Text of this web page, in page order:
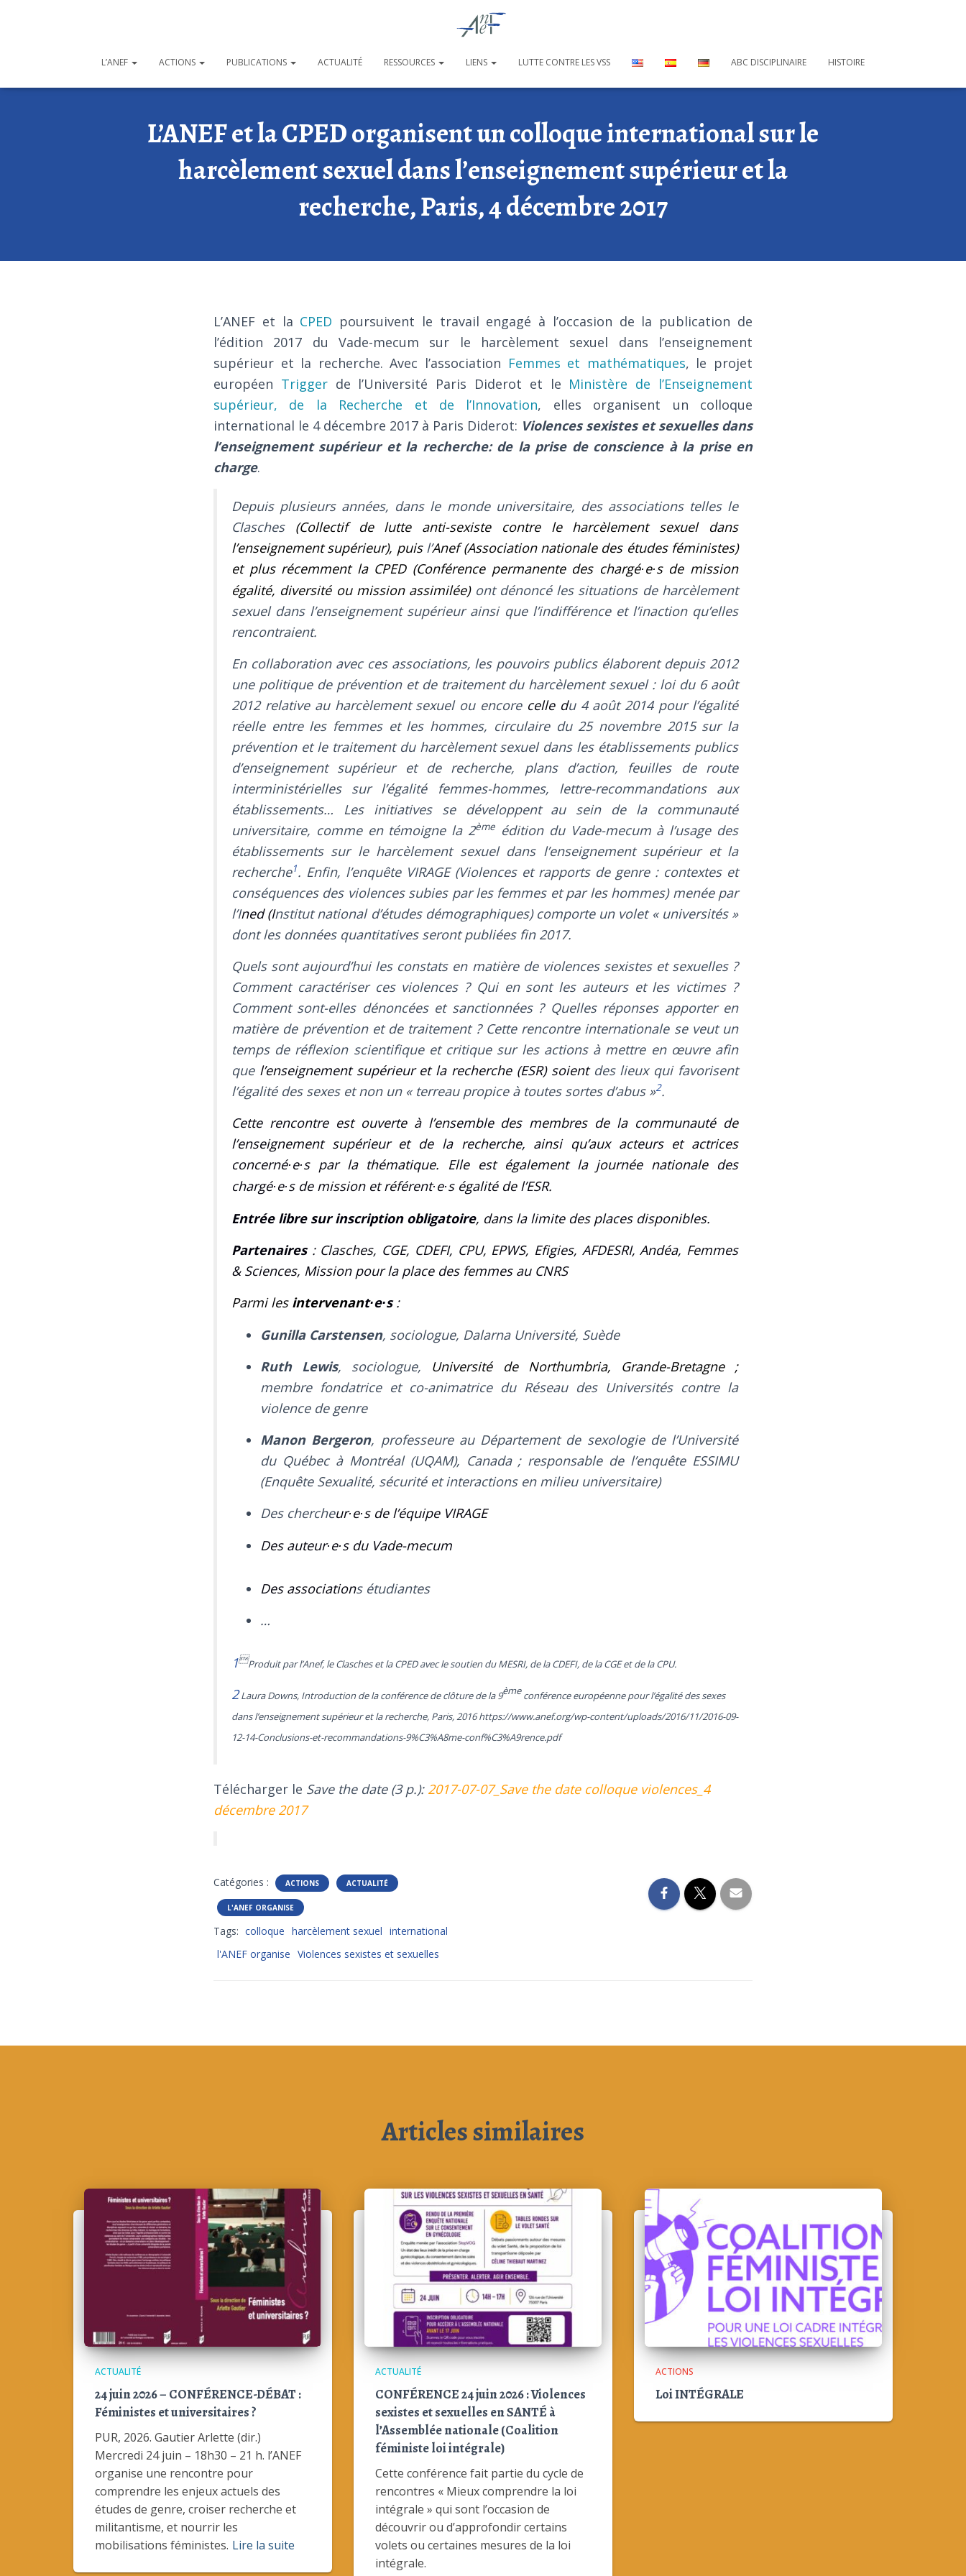
L’ANEF ACTIONS PUBLICATIONS ACTUALITÉ RESSOURCES LIENS LUTTE CONTRE LES VSS ABC DISCIPLINAIRE HISTOIRE
L’ANEF et la CPED organisent un colloque international sur le
harcèlement sexuel dans l’enseignement supérieur et la
recherche, Paris, 4 décembre 2017
L’ANEF et la CPED poursuivent le travail engagé à l’occasion de la publication de
l’édition 2017 du Vade-mecum sur le harcèlement sexuel dans l’enseignement
supérieur et la recherche. Avec l’association Femmes et mathématiques, le projet
européen Triggerde l’Université Paris Diderot et le Ministère de l’Enseignement
supérieur, de la Recherche et de l’Innovation, elles organisent un colloque
international le 4 décembre 2017 à Paris Diderot: Violences sexistes et sexuelles dans
l’enseignement supérieur et la recherche: de la prise de conscience à la prise en
charge.
Depuis plusieurs années, dans le monde universitaire, des associations telles le
Clasches (Collectif de lutte anti-sexiste contre le harcèlement sexuel dans
l’enseignement supérieur), puisl’Anef (Association nationale des études féministes)
et plus récemment la CPED (Conférence permanente des chargé· e·s de mission
égalité, diversité ou mission assimilée)ont dénoncé les situations de harcèlement
sexuel dans l’enseignement supérieur ainsi que l’indifférence et l’inaction qu’elles
rencontraient.
En collaboration avec ces associations, les pouvoirs publics élaborent depuis 2012
une politique de prévention et de traitement du harcèlement sexuel : loi du 6 août
2012 relative au harcèlement sexuel ou encorecelle du 4 août 2014 pour l’égalité
réelle entre les femmes et les hommes, circulaire du 25 novembre 2015 sur la
prévention et le traitement du harcèlement sexuel dans les établissements publics
d’enseignement supérieur et de recherche, plans d’action, feuilles de route
interministérielles sur l’égalité femmes-hommes, lettre-recommandations aux
établissements… Les initiatives se développent au sein de la communauté
universitaire, comme en témoigne la 2ème édition du Vade-mecum à l’usage des
établissements sur le harcèlement sexuel dans l’enseignement supérieur et la
recherche1. Enfin, l’enquête VIRAGE (Violences et rapports de genre : contextes et
conséquences des violences subies par les femmes et par les hommes) menée par
l’Ined (Institut national d’études démographiques) comporte un volet « universités »
dont les données quantitatives seront publiées fin 2017.
Quels sont aujourd’hui les constats en matière de violences sexistes et sexuelles ?
Comment caractériser ces violences ? Qui en sont les auteurs et les victimes ?
Comment sont-elles dénoncées et sanctionnées ? Quelles réponses apporter en
matière de prévention et de traitement ? Cette rencontre internationale se veut un
temps de réflexion scientifique et critique sur les actions à mettre en œuvre afin
quel’enseignement supérieur et la recherche (ESR) soient des lieux qui favorisent
l’égalité des sexes et non un « terreau propice à toutes sortes d’abus »2.
Cette rencontre est ouverte à l’ensemble des membres de la communauté de
l’enseignement supérieur et de la recherche, ainsi qu’aux acteurs et actrices
concerné· e·s par la thématique. Elle est également la journée nationale des
chargé· e·s de mission et référent· e·s égalité de l’ESR.
Entrée libre sur inscription obligatoire, dans la limite des places disponibles.
Partenaires: Clasches, CGE, CDEFI, CPU, EPWS, Efigies, AFDESRI, Andéa, Femmes
& Sciences, Mission pour la place des femmes au CNRS
Parmi les intervenant·e·s :
Gunilla Carstensen, sociologue, Dalarna Université, Suède
Ruth Lewis, sociologue, Université de Northumbria, Grande-Bretagne ;
membre fondatrice et co-animatrice du Réseau des Universités contre la
violence de genre
Manon Bergeron, professeure au Département de sexologie de l’Université
du Québec à Montréal (UQAM), Canada ; responsable de l’enquête ESSIMU
(Enquête Sexualité, sécurité et interactions en milieu universitaire)
Des chercheur· e·s de l’équipe VIRAGE
Des auteur· e·s du Vade-mecum
Des associations étudiantes
…
1Produit par l’Anef, le Clasches et la CPED avec le soutien du MESRI, de la CDEFI, de la CGE et de la CPU.
2Laura Downs, Introduction de la conférence de clôture de la 9èmeconférence européenne pour l’égalité des sexes
dans l’enseignement supérieur et la recherche, Paris, 2016 https://www.anef.org/wp-content/uploads/2016/11/2016-09-
12-14-Conclusions-et-recommandations-9%C3%A8me-conf%C3%A9rence.pdf
Télécharger le Save the date (3 p.): 2017-07-07_Save the date colloque violences_4
décembre 2017
Catégories : ACTIONS ACTUALITÉ
L'ANEF ORGANISE
Tags: colloque harcèlement sexuel international
l'ANEF organise Violences sexistes et sexuelles
Articles similaires
ACTUALITÉ
24 juin 2026 – CONFÉRENCE-DÉBAT :
Féministes et universitaires ?
PUR, 2026. Gautier Arlette (dir.)
Mercredi 24 juin – 18h30 – 21 h. l’ANEF
organise une rencontre pour
comprendre les enjeux actuels des
études de genre, croiser recherche et
militantisme, et nourrir les
mobilisations féministes. Lire la suite
ACTUALITÉ
CONFÉRENCE 24 juin 2026 : Violences
sexistes et sexuelles en SANTÉ à
l’Assemblée nationale (Coalition
féministe loi intégrale)
Cette conférence fait partie du cycle de
rencontres « Mieux comprendre la loi
intégrale » qui sont l’occasion de
découvrir ou d’approfondir certains
volets ou certaines mesures de la loi
intégrale.
ACTIONS
Loi INTÉGRALE